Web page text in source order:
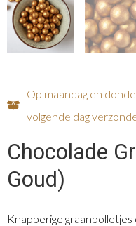
Op maandag en
volgende dag
Chocolade
Goud)
Knapperige